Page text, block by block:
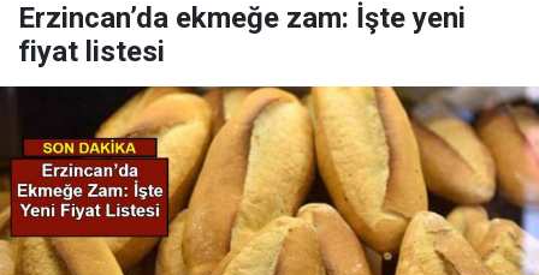
Erzincan’da ekmeğe zam: İşte yeni
fiyat listesi